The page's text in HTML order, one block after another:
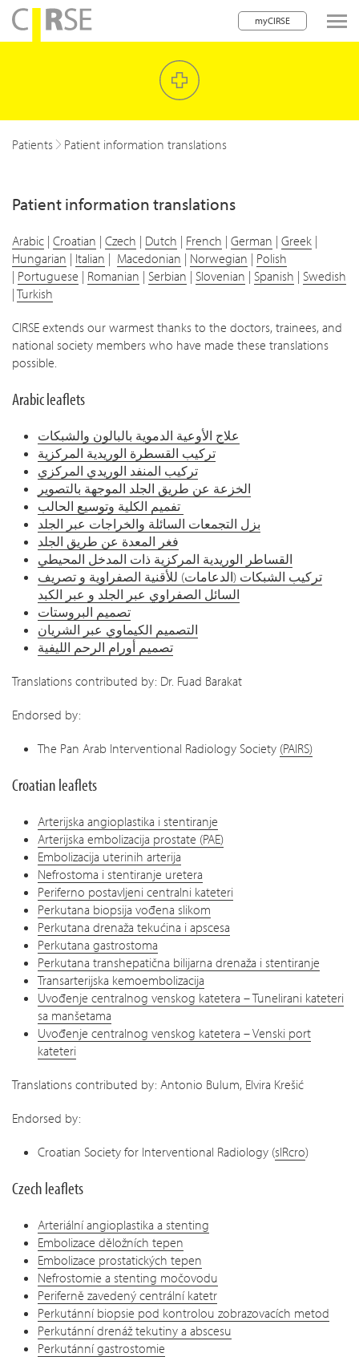
myCIRSE
navigation
Patients Patient information translations
Patient information translations
Arabic | Croatian | Czech | Dutch | French | German | Greek |
Hungarian | Italian | Macedonian | Norwegian | Polish
| Portuguese | Romanian | Serbian | Slovenian | Spanish | Swedish
|Turkish
CIRSE extends our warmest thanks to the doctors, trainees, and
national society members who have made these translations
possible.
Arabic leaflets
علاج الأوعية الدموية بالبالون والشبكات
تركيب القسطرة الوريدية المركزية
تركيب المنفد الوريدي المركزي
الخزعة عن طريق الجلد الموجهة بالتصوير
بزل التجمعات السائلة والخراجات عبر الجلد
فغر المعدة عن طريق الجلد
القساطر الوريدية المركزية ذات المدخل المحيطي
تركيب الشبكات (الدعامات) للأقنية الصفراوية و تصريف
السائل الصفراوي عبر الجلد و عبر الكبد
تصميم البروستات
التصميم الكيماوي عبر الشريان
تصميم أورام الرحم الليفية
Translations contributed by: Dr. Fuad Barakat
Endorsed by:
The Pan Arab Interventional Radiology Society (PAIRS)
Croatian leaflets
Arterijska angioplastika i stentiranje
Arterijska embolizacija prostate (PAE)
Embolizacija uterinih arterija
Nefrostoma i stentiranje uretera
Periferno postavljeni centralni kateteri
Perkutana biopsija vođena slikom
Perkutana drenaža tekućina i apscesa
Perkutana gastrostoma
Perkutana transhepatična bilijarna drenaža i stentiranje
Transarterijska kemoembolizacija
Uvođenje centralnog venskog katetera – Tunelirani kateteri
sa manšetama
Uvođenje centralnog venskog katetera – Venski port
kateteri
Translations contributed by: Antonio Bulum, Elvira Krešić
Endorsed by:
Croatian Society for Interventional Radiology (sIRcro)
Czech leaflets
Arteriální angioplastika a stenting
Embolizace děložních tepen
Embolizace prostatických tepen
Nefrostomie a stenting močovodu
Periferně zavedený centrální katetr
Perkutánní biopsie pod kontrolou zobrazovacích metod
Perkutánní drenáž tekutiny a abscesu
Perkutánní gastrostomie